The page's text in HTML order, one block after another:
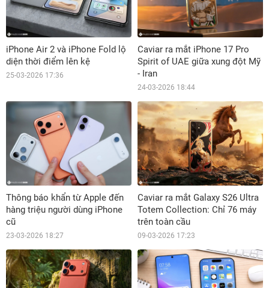
iPhone Air 2 và iPhone Fold lộ
diện thời điểm lên kệ
25-03-2026 17:36
Caviar ra mắt iPhone 17 Pro
Spirit of UAE giữa xung đột Mỹ
- Iran
24-03-2026 18:44
Thông báo khẩn từ Apple đến
hàng triệu người dùng iPhone
cũ
23-03-2026 18:27
Caviar ra mắt Galaxy S26 Ultra
Totem Collection: Chỉ 76 máy
trên toàn cầu
09-03-2026 17:23